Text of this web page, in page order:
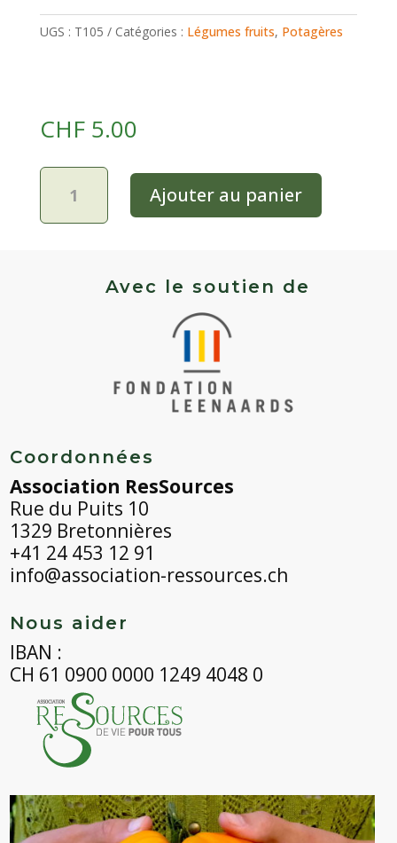
UGS : T105 Catégories : Légumes fruits, Potagères
CHF5.00
quantité
Tomate
Ajouter au panier
Avec le soutien de
Coordonnées
Association ResSources
Rue du Puits 10
1329 Bretonnières
+41 24 453 12 91
info@association-ressources.ch
Nous aider
IBAN :
CH 61 0900 0000 1249 4048 0